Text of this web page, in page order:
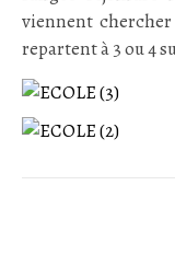
viennent
repartent à 3 ou 4